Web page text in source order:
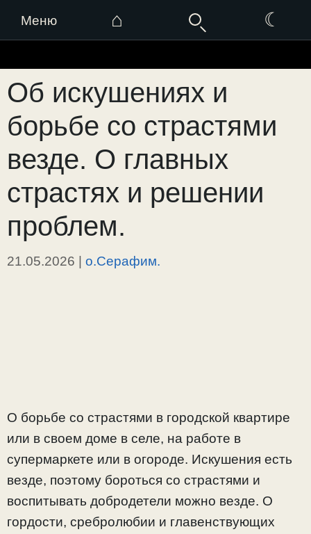
Меню ⌂ ☾
к
содержимому
Об искушениях и
борьбе со страстями
везде. О главных
страстях и решении
проблем.
21.05.2026 | о.Серафим.
О борьбе со страстями в городской квартире
или в своем доме в селе, на работе в
супермаркете или в огороде. Искушения есть
везде, поэтому бороться со страстями и
воспитывать добродетели можно везде. О
гордости, сребролюбии и главенствующих